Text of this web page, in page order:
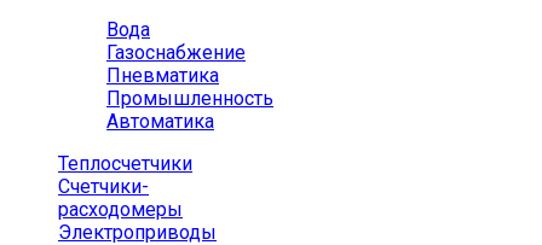
Вода
Газоснабжение
Пневматика
Промышленность
Автоматика
Теплосчетчики
Счетчики-
расходомеры
Электроприводы